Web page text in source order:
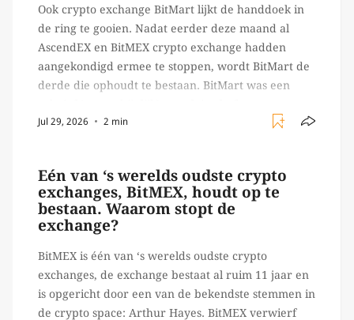
Ook crypto exchange BitMart lijkt de handdoek in
de ring te gooien. Nadat eerder deze maand al
AscendEX en BitMEX crypto exchange hadden
aangekondigd ermee te stoppen, wordt BitMart de
derde die ophoudt te bestaan. BitMart was een
crypto handelaren terecht konden om te handelen
Jul 29, 2026 2 min
Eén van ‘s werelds oudste crypto
exchanges, BitMEX, houdt op te
bestaan. Waarom stopt de
exchange?
BitMEX is één van ‘s werelds oudste crypto
exchanges, de exchange bestaat al ruim 11 jaar en
is opgericht door een van de bekendste stemmen in
de crypto space: Arthur Hayes. BitMEX verwierf